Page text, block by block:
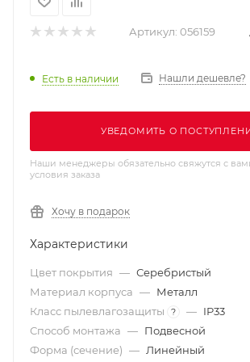
Артикул: 056159
Есть в наличии Нашли дешевле?
УВЕДОМИТЬ О
Наши менеджеры обязательно свяжутся с
условия заказа
Хочу в подарок
Характеристики
Цвет покрытия — Серебристый
Материал корпуса — Металл
Класс пылевлагозащиты
? — IP33
Способ монтажа — Подвесной
Форма (сечение) — Линейный